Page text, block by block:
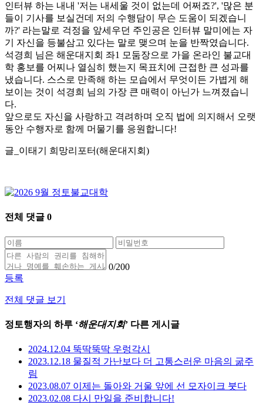
인터뷰 하는 내내 '저는 내세울 것이 없는데 어쩌죠?', '많은 분
들이 기사를 보실건데 저의 수행담이 무슨 도움이 되겠습니
까?' 라는말로 걱정을 앞세우던 주인공은 인터뷰 말미에는 자
기 자신을 등불삼고 있다는 말로 맺으며 눈을 반짝였습니다.
석경희 님은 해운대지회 좌1 모둠장으로 가을 온라인 불교대
학 홍보를 어찌나 열심히 했는지 목표치에 근접한 큰 성과를
냈습니다. 스스로 만족해 하는 모습에서 무엇이든 가볍게 해
보이는 것이 석경희 님의 가장 큰 매력이 아닌가 느껴졌습니
다.
앞으로도 자신을 사랑하고 격려하며 오직 법에 의지해서 오랫
동안 수행자로 함께 머물기를 응원합니다!
글_이태기 희망리포터(해운대지회)
전체 댓글 0
0/200
등록
전체 댓글 보기
정토행자의 하루 ‘해운대지회’ 다른 게시글
2024.12.04 뚝딱뚝딱 우렁각시
2023.12.18 물질적 가난보다 더 고통스러운 마음의 굶주
림
2023.08.07 이제는 돌아와 거울 앞에 선 모자이크 붓다
2023.02.08 다시 만일을 준비합니다!